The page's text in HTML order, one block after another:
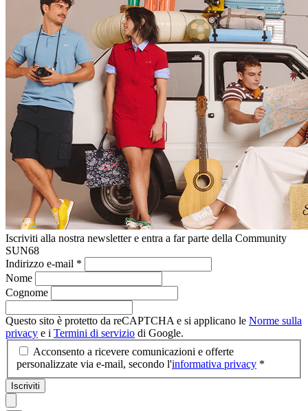
Iscriviti alla nostra newsletter e entra a far parte della Community
SUN68
Indirizzo e-mail *
Nome
Cognome
Questo sito è protetto da reCAPTCHA e si applicano le Norme sulla
privacy e i Termini di servizio di Google.
Acconsento a ricevere comunicazioni e offerte
personalizzate via e-mail, secondo l'informativa privacy *
Iscriviti